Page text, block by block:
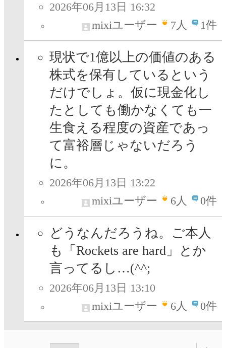
2026年06月13日 16:32
mixiユーザー
7人 1件
現状で1億以上の価値のある
株式を保有しているという
だけでしょ。仮に現金化し
たとしても働かなくても一
生食える程度の資産であっ
て富裕層じゃないだろう
に。
2026年06月13日 13:22
mixiユーザー
6人 0件
どうなんだろうね。ご本人
も「Rockets are hard」とか
言ってるし…(^^;
2026年06月13日 13:10
mixiユーザー
6人 0件